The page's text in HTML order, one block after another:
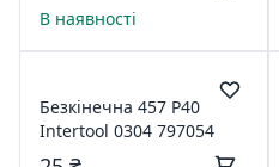
В наявності
Безкінечна 457 Р40
Intertool 0304 797054